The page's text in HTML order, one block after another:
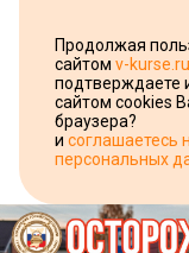
Продолжая
сайтом v-kurse.ru
подтверждаете
сайтом cookies
браузера?
и соглашаетесь
персональных